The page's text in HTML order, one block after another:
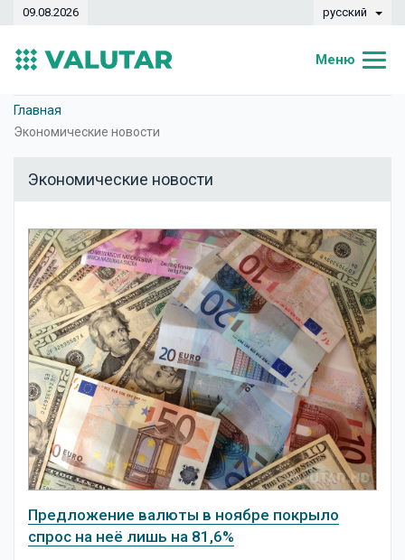
09.08.2026 русский
Меню
Конвертер
Банки
Обменные кассы
Валюты
Денежные переводы
Новости
Главная
Экономические новости
Экономические новости
Предложение валюты в ноябре покрыло
спрос на неё лишь на 81,6%